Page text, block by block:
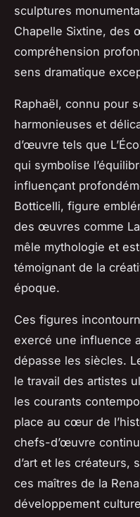
sculptures
Chapelle Sixtine, des
compréhension
sens dramatique
Raphaël, connu pour
harmonieuses et
d’œuvre tels que
qui symbolise
influençant
Botticelli, figure
des œuvres comme
mêle mythologie et
témoignant de la
époque.
Ces figures
exercé une influence
dépasse les siècles.
le travail des artistes
les courants
place au cœur de
chefs-d’œuvre
d’art et les créateurs,
ces maîtres de la
développement